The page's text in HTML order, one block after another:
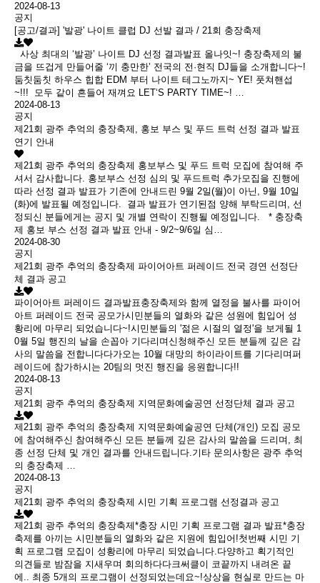
2024-08-13
공지
[공고/결과] '발광' 나이트 클럽 DJ 선발 결과 / 21회 충장축제
사상 최대의 ‘발광’ 나이트 DJ 선정 결과발표 올나잇~! 충장축제의 불
금을 뜨겁게 만들어줄 ‘끼 충만한’ 전국의 전·현직 DJ들을 소개합니다~!
둠칫둠칫 하우스 힙합 EDM 부터 나이트 테그노까지~ YE! 풋쳐핸섭
~!!! 모두 같이 흔들어 재껴요 LET‘S PARTY TIME~! …
2024-08-13
공지
제21회 광주 추억의 충장축제, 홍보 부스 및 푸드 트럭 선정 결과 발표
연기 안내
제21회 광주 추억의 충장축제 홍보부스 및 푸드 트럭 모집에 참여해 주
셔서 감사합니다. 홍보부스 선정 심의 및 푸드트럭 추가모집을 진행에
따라 선정 결과 발표가 기존에 안내드린 9월 2일(월)이 아닌, 9월 10일
(화)에 발표될 예정입니다. 결과 발표가 연기된점 양해 부탁드리며, 선
정되신 분들에게는 공지 및 개별 연락이 진행될 예정입니다. * 충장축
제 홍보 부스 선정 결과 발표 안내 - 9/2~9/6일 심…
2024-08-30
공지
제21회 광주 추억의 충장축제 파이어아트 퍼레이드 전국 경연 선정단
체 결과 공고
파이어아트 퍼레이드 결과발표충장축제와 함께 열정을 불사를 파이어
아트 퍼레이드 전국 공모가시민분들의 열화와 같은 성원에 힘입어 성
황리에 마무리 되었습니다~!시민분들의 '젊은 시절의 열정'을 보게될 1
0월 5일 행진의 날을 손꼽아 기다리며신청해주신 모든 분들께 깊은 감
사의 말씀을 전합니다다가오는 10월 대망의 하이라이트를 기다리며퍼
레이드에 참가하시는 20팀의 멋진 행진을 응원합니다!!
2024-08-13
공지
제21회 광주 추억의 충장축제 지역문화예술공연 선정단체 결과 공고
제21회 광주 추억의 충장축제 지역문화예술공연 단체(개인) 모집 공모
에 참여해주신 참여해주신 모든 분들께 깊은 감사의 말씀을 드리며, 최
종 선정 단체 및 개인 결과를 안내드립니다.기타 문의사항은 광주 추억
의 충장축제 …
2024-08-13
공지
제21회 광주 추억의 충장축제 시민 기획 프로그램 선정결과 공고
제21회 광주 추억의 충장축제*충장 시민 기획 프로그램 결과 발표*충장
축제를 아끼는 시민분들의 열화와 같은 지원에 힘입어!첫번째 시민 기
획 프로그램 모집이 성황리에 마무리 되었습니다.다양하고 획기적인
의견들로 밤잠을 지새우며 회의하다다크써클이 코끝까지 내려온 끝
에.. 최종 5개의 프로그램이 선정되었는데요~!상상을 현실로 만드는 마